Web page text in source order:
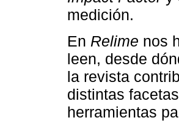
medición.
En Relime nos
leen, desde
la revista
distintas
herramientas